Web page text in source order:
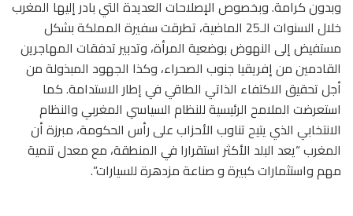
وبدون كرامة. وبخصوص الإصلاحات العديدة التي بادر إليها المغرب
خلال السنوات الـ25 الماضية، تطرقت سفيرة المملكة بشكل
مستفيض إلى النهوض بوضعية المرأة، وتدبير تدفقات المهاجرين
القادمين من إفريقيا جنوب الصحراء، وكذا الجهود المبذولة من
أجل تحقيق الاكتفاء الذاتي الطاقي في إطار الاستدامة. كما
استعرضت الملامح الرئيسية للنظام السياسي المغربي والنظام
الانتخابي الذي يتيح تناوب الأحزاب على رأس الحكومة، مبرزة أن
المغرب “يعد البلد الأكثر استقرارا في المنطقة، مع معدل تنمية
مهم واستثمارات كبيرة و صناعة مزدهرة للسيارات”.